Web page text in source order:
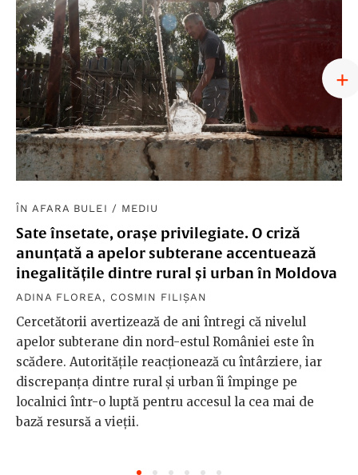
ÎN AFARA BULEI / MEDIU
Sate însetate, orașe privilegiate. O criză
anunțată a apelor subterane accentuează
inegalitățile dintre rural și urban în Moldova
ADINA FLOREA , COSMIN FILIȘAN
Cercetătorii avertizează de ani întregi că nivelul
apelor subterane din nord-estul României este în
scădere. Autoritățile reacționează cu întârziere, iar
discrepanța dintre rural și urban îi împinge pe
localnici într-o luptă pentru accesul la cea mai de
bază resursă a vieții.